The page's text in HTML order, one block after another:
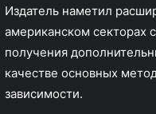
Издатель наметил
американском секторах
получения
качестве основных
зависимости.